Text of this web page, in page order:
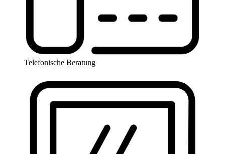
Telefonische Beratung